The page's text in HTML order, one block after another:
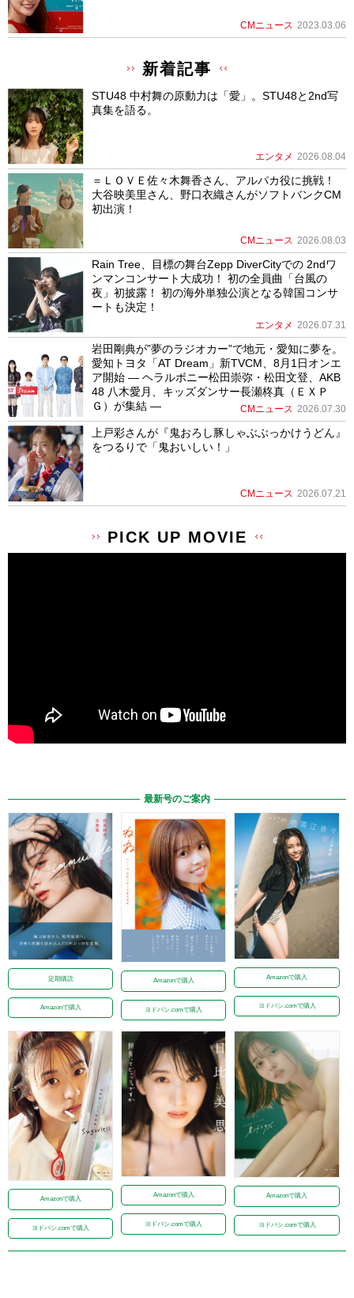
CMニュース 2023.03.06
新着記事
STU48 中村舞の原動力は「愛」。STU48と2nd写
真集を語る。
エンタメ 2026.08.04
＝ＬＯＶＥ佐々木舞香さん、アルパカ役に挑戦！
大谷映美里さん、野口衣織さんがソフトバンクCM
初出演！
CMニュース 2026.08.03
Rain Tree、目標の舞台Zepp DiverCityでの 2ndワ
ンマンコンサート大成功！ 初の全員曲「台風の
夜」初披露！ 初の海外単独公演となる韓国コンサ
ートも決定！
エンタメ 2026.07.31
岩田剛典が”夢のラジオカー”で地元・愛知に夢を。
愛知トヨタ「AT Dream」新TVCM、8月1日オンエ
ア開始 ― ヘラルボニー松田崇弥・松田文登、AKB
48 八木愛月、キッズダンサー長瀬柊真（ＥＸＰ
Ｇ）が集結 ―
CMニュース 2026.07.30
上戸彩さんが『鬼おろし豚しゃぶぶっかけうどん』
をつるりで「鬼おいしい！」
CMニュース 2026.07.21
PICK UP MOVIE
最新号のご案内
定期購読
Amazonで購入
Amazonで購入
ヨドバシ.comで購入
Amazonで購入
ヨドバシ.comで購入
Amazonで購入
ヨドバシ.comで購入
Amazonで購入
ヨドバシ.comで購入
Amazonで購入
ヨドバシ.comで購入